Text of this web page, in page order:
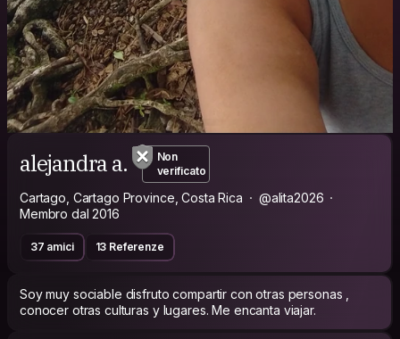
alejandra a.
Non
verificato
Cartago, Cartago Province, Costa Rica
@alita2026
Membro dal 2016
37 amici 13 Referenze
Soy muy sociable disfruto compartir con otras personas ,
conocer otras culturas y lugares. Me encanta viajar.